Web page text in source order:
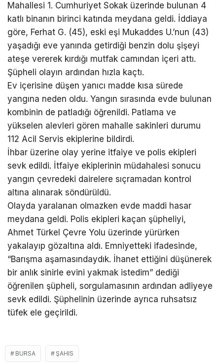
Mahallesi 1. Cumhuriyet Sokak üzerinde bulunan 4
katlı binanın birinci katında meydana geldi. İddiaya
göre, Ferhat G. (45), eski eşi Mukaddes U.’nun (43)
yaşadığı eve yanında getirdiği benzin dolu şişeyi
ateşe vererek kırdığı mutfak camından içeri attı.
Şüpheli olayın ardından hızla kaçtı.
Ev içerisine düşen yanıcı madde kısa sürede
yangına neden oldu. Yangın sırasında evde bulunan
kombinin de patladığı öğrenildi. Patlama ve
yükselen alevleri gören mahalle sakinleri durumu
112 Acil Servis ekiplerine bildirdi.
İhbar üzerine olay yerine itfaiye ve polis ekipleri
sevk edildi. İtfaiye ekiplerinin müdahalesi sonucu
yangın çevredeki dairelere sıçramadan kontrol
altına alınarak söndürüldü.
Olayda yaralanan olmazken evde maddi hasar
meydana geldi. Polis ekipleri kaçan şüpheliyi,
Ahmet Türkel Çevre Yolu üzerinde yürürken
yakalayıp gözaltına aldı. Emniyetteki ifadesinde,
“Barışma aşamasındaydık. İhanet ettiğini düşünerek
bir anlık sinirle evini yakmak istedim” dediği
öğrenilen şüpheli, sorgulamasının ardından adliyeye
sevk edildi. Şüphelinin üzerinde ayrıca ruhsatsız
tüfek ele geçirildi.
BURSA ŞAHIS